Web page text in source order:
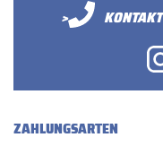
>
KONTAKT
ZAHLUNGSARTEN